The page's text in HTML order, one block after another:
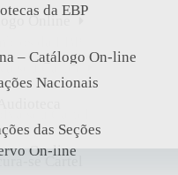
para Membros
Online
seu Cartel
se Cartel
da EBP
– Catálogo On-line
On-line
ONLINE
Nacionais
das Seções